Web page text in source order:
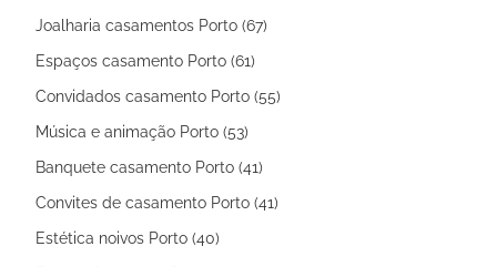
Joalharia casamentos Porto (67)
Espaços casamento Porto (61)
Convidados casamento Porto (55)
Música e animação Porto (53)
Banquete casamento Porto (41)
Convites de casamento Porto (41)
Estética noivos Porto (40)